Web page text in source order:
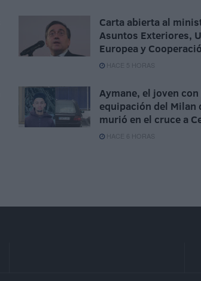
Carta abierta al
Asuntos Exteriores,
Europea y
HACE 5 HORAS
Aymane, el joven con
equipación del Milan
murió en el cruce a
HACE 6 HORAS